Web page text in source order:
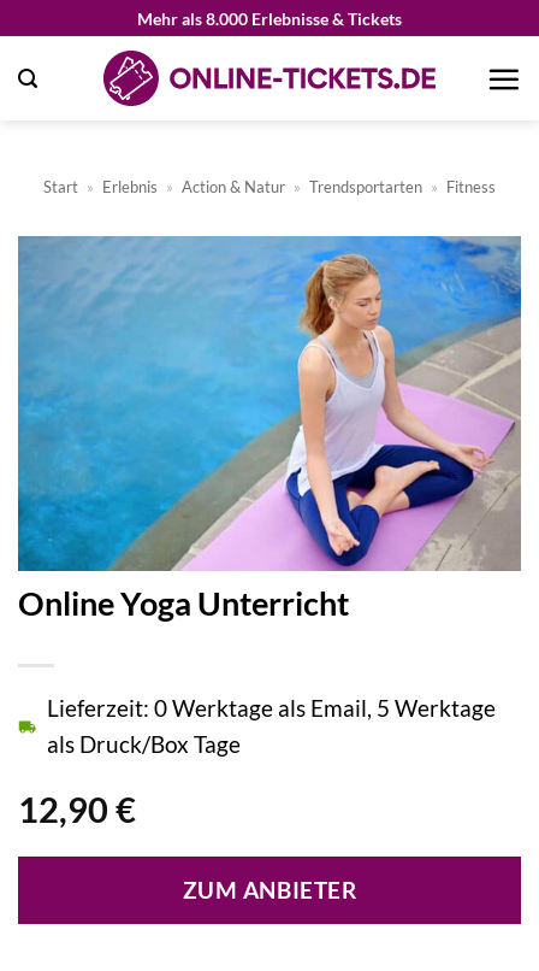
springen
Mehr als 8.000 Erlebnisse & Tickets
Start » Erlebnis » Action & Natur » Trendsportarten » Fitness
Online Yoga Unterricht
12,90 €
Lieferzeit: 0 Werktage als Email, 5 Werktage
als Druck/Box Tage
ZUM ANBIETER